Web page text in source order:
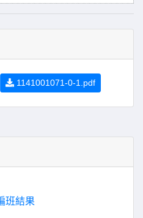
1141001071-0-1.pdf
班結果